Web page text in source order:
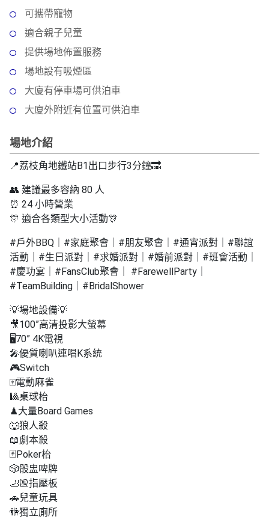
廳
場
地
奇
玩
體
驗
作
工
作
坊
戶
外
玩
樂
遊
艇
出
租
可攜帶寵物
適合親子兒童
提供場地佈置服務
場地設有吸煙區
大廈有停車場可供泊車
大廈外附近有位置可供泊車
場地介紹
📍荔枝角地鐵站B1出口步行3分鐘🔜
👥 建議最多容納 80 人
⏰ 24 小時營業
🎊 適合各類型大小活動🎊
#戶外BBQ｜#家庭聚會｜#朋友聚會｜#通宵派對｜#聯誼
活動｜#生日派對｜#求婚派對｜#婚前派對｜#班會活動｜
#慶功宴｜#FansClub聚會｜ #FarewellParty｜
#TeamBuilding｜#BridalShower
💡場地設備💡
🎥100”高清投影大螢幕
🖥70” 4K電視
🎤優質喇叭連唱K系統
🎮Switch
🀄️電動麻雀
🎱桌球枱
♟大量Board Games
🐺狼人殺
📖劇本殺
🃏Poker枱
🎲骰盅啤牌
🦶🏼指壓板
🚗兒童玩具
🚻獨立廁所